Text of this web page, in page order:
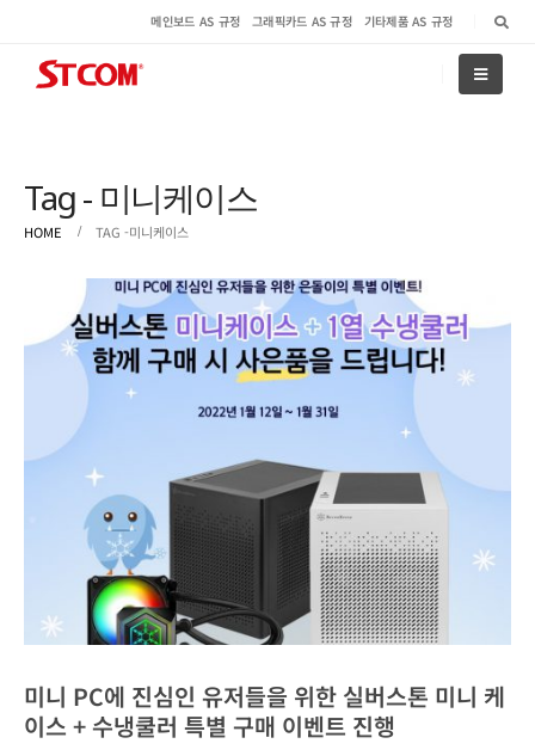
메인보드 AS 규정 그래픽카드 AS 규정 기타제품 AS 규정
Tag - 미니케이스
HOME TAG -미니케이스
미니 PC에 진심인 유저들을 위한 실버스톤 미니 케
이스 + 수냉쿨러 특별 구매 이벤트 진행